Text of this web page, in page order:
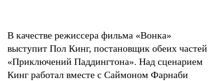
В качестве режиссера фильма «Вонка»
выступит Пол Кинг, постановщик обеих частей
«Приключений Паддингтона». Над сценарием
Кинг работал вместе с Саймоном Фарнаби